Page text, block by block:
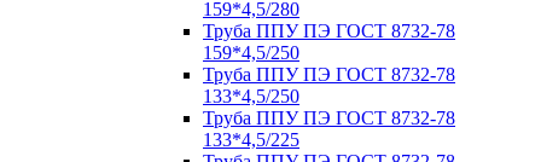
159*4,5/280
Труба ППУ ПЭ ГОСТ 8732-78
159*4,5/250
Труба ППУ ПЭ ГОСТ 8732-78
133*4,5/250
Труба ППУ ПЭ ГОСТ 8732-78
133*4,5/225